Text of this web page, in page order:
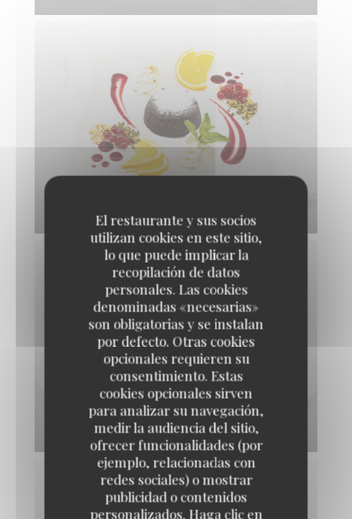
El restaurante y sus socios
utilizan cookies en este sitio,
lo que puede implicar la
recopilación de datos
personales. Las cookies
denominadas «necesarias»
son obligatorias y se instalan
por defecto. Otras cookies
opcionales requieren su
consentimiento. Estas
cookies opcionales sirven
para analizar su navegación,
medir la audiencia del sitio,
ofrecer funcionalidades (por
ejemplo, relacionadas con
redes sociales) o mostrar
publicidad o contenidos
personalizados. Haga clic en
475A9271.JPG